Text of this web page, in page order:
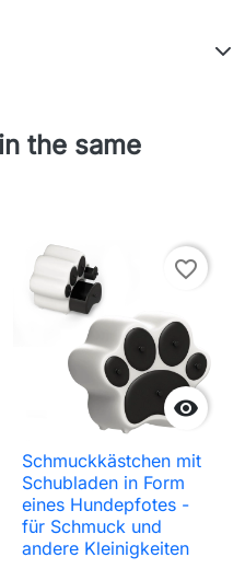
the same

favorite_border
Schmuckkästchen mit
Schubladen in Form
eines Hundepfotes -
für Schmuck und
andere Kleinigkeiten